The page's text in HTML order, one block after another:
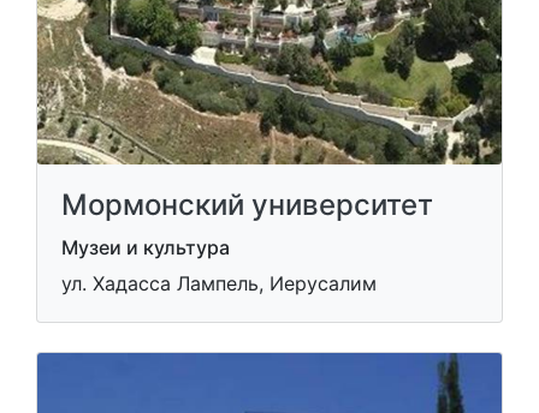
Мормонский университет
Музеи и культура
ул. Хадасса Лампель, Иерусалим